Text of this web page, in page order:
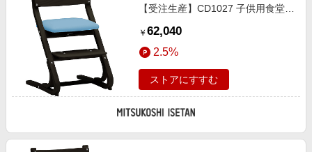
【受注生産】CD1027 子供用食堂椅
ブルー色 机・デスク【三越伊勢丹/
公式】
￥ 62,040
2.5%
ストアにすすむ